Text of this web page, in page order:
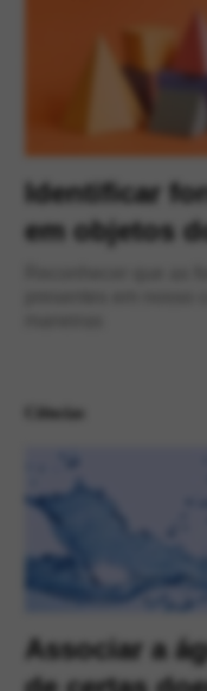
Identificar
em objetos
Ciências
Associar a